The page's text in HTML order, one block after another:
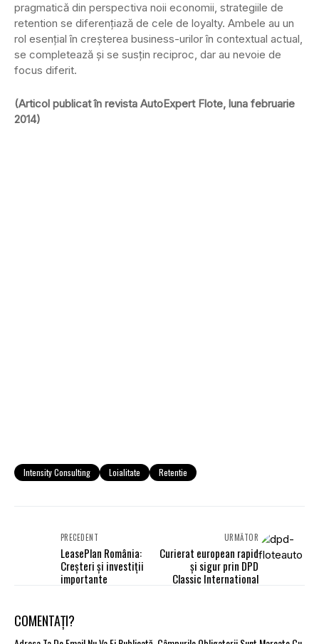
pragmatică din perspectiva noii economii, strategiile de
retention se diferenţiază de cele de loyalty. Ambele au un
rol esenţial în creşterea business-urilor în contextual actual,
se completează şi se susţin reciproc, dar au nevoie de
focus diferit.
(Articol publicat în revista AutoExpert Flote, luna februarie
2014)
Intensity Consulting Loialitate Retentie
PRECEDENT
LeasePlan România:
Creşteri şi investiţii
importante
URMĂTOR
Curierat european rapid
şi sigur prin DPD
Classic International
COMENTAȚI?